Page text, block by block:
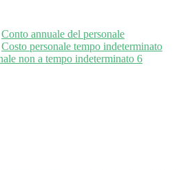
Conto annuale del personale
Costo personale tempo indeterminato
non a tempo indeterminato 6